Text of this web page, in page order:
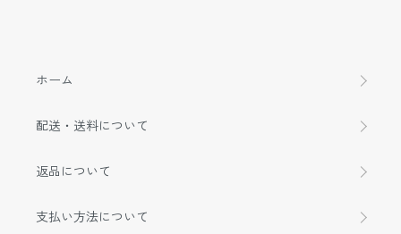
ホーム
配送・送料について
返品について
支払い方法について